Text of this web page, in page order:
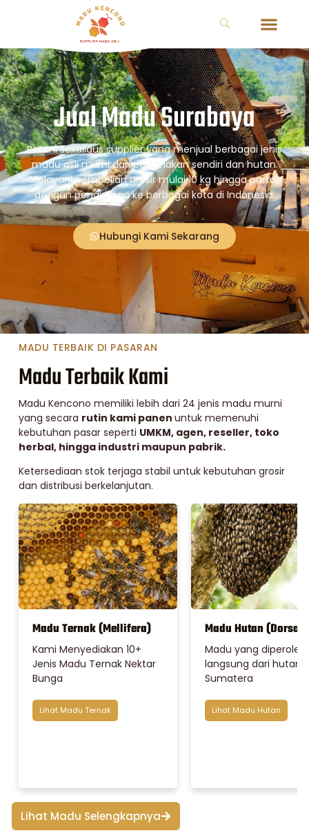
Jual Madu Surabaya
Petani sekaligus supplier yang menjual berbagai jenis
madu asli murni dari peternakan sendiri dan hutan.
Melayani pembelian grosir mulai 10 kg hingga partai,
dengan pengiriman ke berbagai kota di Indonesia.
Hubungi Kami Sekarang
MADU TERBAIK DI PASARAN
Madu Terbaik Kami
Madu Kencono memiliki lebih dari 24 jenis madu murni
yang secara rutin kami panen untuk memenuhi
kebutuhan pasar seperti UMKM, agen, reseller, toko
herbal, hingga industri maupun pabrik.
Ketersediaan stok terjaga stabil untuk kebutuhan grosir
dan distribusi berkelanjutan.
Madu Ternak (Mellifera)
Kami Menyediakan 10+
Jenis Madu Ternak Nektar
Bunga
Lihat Madu Ternak
Madu Hutan
Madu yang diperoleh
langsung dari hutan
Sumatera
Lihat Madu Hutan
Lihat Madu Selengkapnya